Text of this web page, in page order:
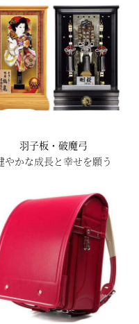
羽子板・破魔弓
やかな成長と幸せを願う